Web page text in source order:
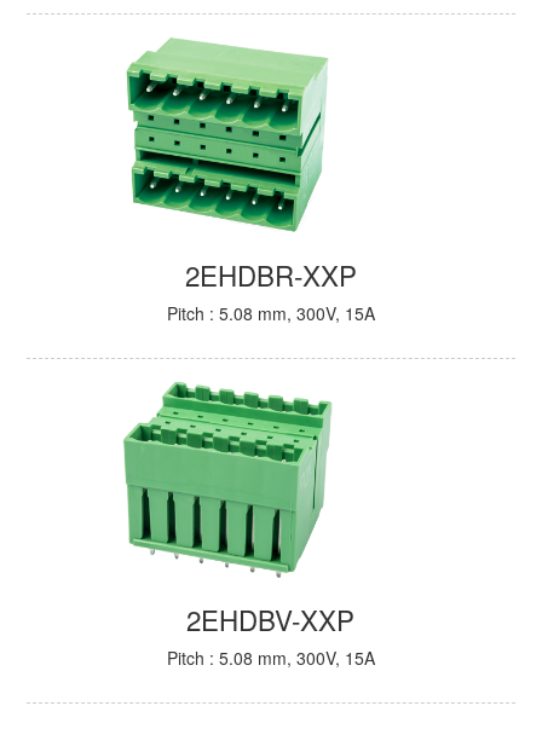
2EHDBR-XXP
Pitch : 5.08 mm, 300V, 15A
2EHDBV-XXP
Pitch : 5.08 mm, 300V, 15A